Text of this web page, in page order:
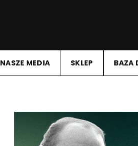
NASZE MEDIA SKLEP BAZA